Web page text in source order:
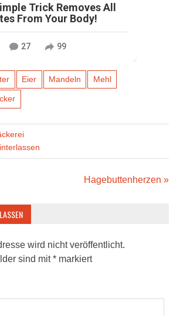
Trick Removes All
From Your Body!
27 99
Eier Mandeln Mehl
Hagebuttenherzen »
wird nicht veröffentlicht.
sind mit* markiert